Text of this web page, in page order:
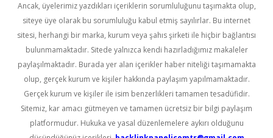
Ancak, üyelerimiz yazdıkları içeriklerin sorumluluğunu taşımakta olup,
siteye üye olarak bu sorumluluğu kabul etmiş sayılırlar. Bu internet
sitesi, herhangi bir marka, kurum veya şahıs şirketi ile hiçbir bağlantısı
bulunmamaktadır. Sitede yalnızca kendi hazırladığımız makaleler
paylaşılmaktadır. Burada yer alan içerikler haber niteliği taşımamakta
olup, gerçek kurum ve kişiler hakkında paylaşım yapılmamaktadır.
Gerçek kurum ve kişiler ile isim benzerlikleri tamamen tesadüfidir.
Sitemiz, kar amacı gütmeyen ve tamamen ücretsiz bir bilgi paylaşım
platformudur. Hukuka ve yasal düzenlemelere aykırı olduğunu